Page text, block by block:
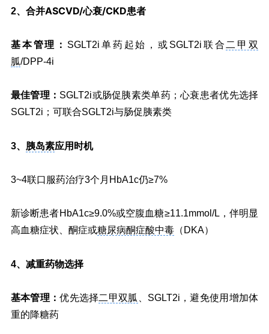
2、 合并ASCVD/心衰/CKD患者
基本管理： SGLT2i单药起始，或SGLT2i联合二甲双
胍/DPP-4i
最佳管理： SGLT2i或肠促胰素类单药；心衰患者优先选择
SGLT2i；可联合SGLT2i与肠促胰素类
3、 胰岛素应用时机
3~4联口服药治疗3个月HbA1c仍≥7%
新诊断患者HbA1c≥9.0%或空腹血糖≥11.1mmol/L，伴明显
高血糖症状、酮症或糖尿病酮症酸中毒（DKA）
4、 减重药物选择
基本管理：优先选择二甲双胍 、SGLT2i，避免使用增加体
重的降糖药